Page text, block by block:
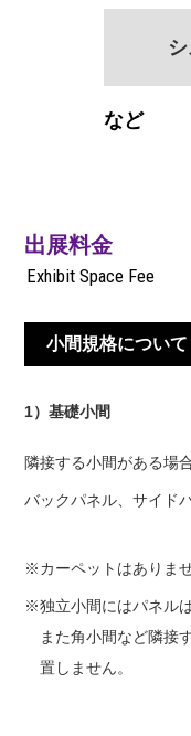
など
出展料金
Exhibit Space Fee
小間規格について
1）基礎小間
隣接する小間がある場
バックパネル、サイド
※カーペットはありませ
※独立小間にはパネル
また角小間など隣接
置しません。